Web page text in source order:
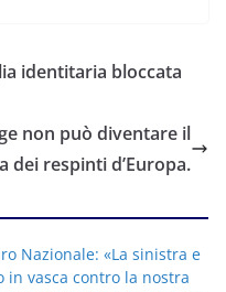
identitaria bloccata
non può diventare il
dei respinti d’Europa.
Nazionale: «La sinistra e
in vasca contro la nostra